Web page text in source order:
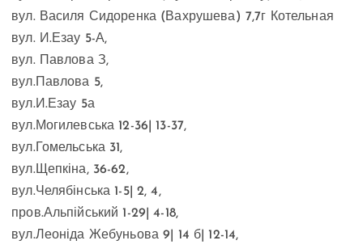
вул. Василя Сидоренка (Вахрушева) 7,7г Котельная
вул. И.Езау 5-А,
вул. Павлова З,
вул.Павлова 5,
вул.И.Езау 5а
вул.Могилевська 12-36| 13-37,
вул.Гомельська 31,
вул.Щепкіна, 36-62,
вул.Челябінська 1-5| 2, 4,
пров.Альпійський 1-29| 4-18,
вул.Леоніда Жебуньова 9| 14 б| 12-14,